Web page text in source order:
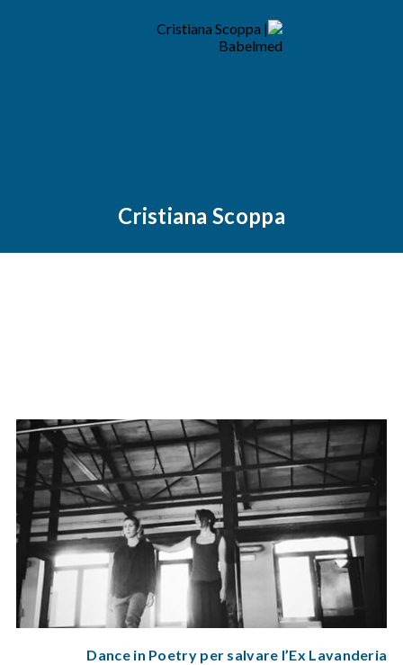
Cristiana Scoppa
Dance in Poetry per salvare l’Ex Lavanderia